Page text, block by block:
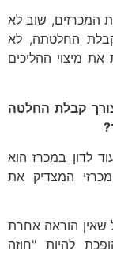
המכרזים, שוב לא
החלטתה, לא
מיצוי ההליכים
קבלת החלטה
לדון במכרז הוא
המצדיק את
שאין הוראה אחרת
להיות "חוזה